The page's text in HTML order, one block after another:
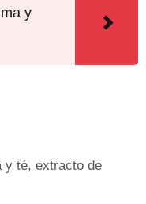
y
y té,extracto de